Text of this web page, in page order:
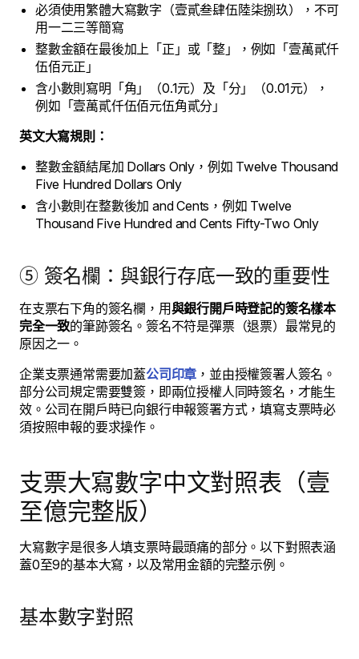
必須使用繁體大寫數字（壹貳叁肆伍陸柒捌玖），不可
用一二三等簡寫
整數金額在最後加上「正」或「整」，例如「壹萬貳仟
伍佰元正」
含小數則寫明「角」（0.1元）及「分」（0.01元），
例如「壹萬貳仟伍佰元伍角貳分」
英文大寫規則：
整數金額結尾加 Dollars Only，例如 Twelve Thousand
Five Hundred Dollars Only
含小數則在整數後加 and Cents，例如 Twelve
Thousand Five Hundred and Cents Fifty-Two Only
⑤ 簽名欄：與銀行存底一致的重要性
在支票右下角的簽名欄，用與銀行開戶時登記的簽名樣本
完全一致的筆跡簽名。簽名不符是彈票（退票）最常見的
原因之一。
企業支票通常需要加蓋公司印章 ，並由授權簽署人簽名。
部分公司規定需要雙簽，即兩位授權人同時簽名，才能生
效。公司在開戶時已向銀行申報簽署方式，填寫支票時必
須按照申報的要求操作。
支票大寫數字中文對照表（壹
至億完整版）
大寫數字是很多人填支票時最頭痛的部分。以下對照表涵
蓋0至9的基本大寫，以及常用金額的完整示例。
基本數字對照